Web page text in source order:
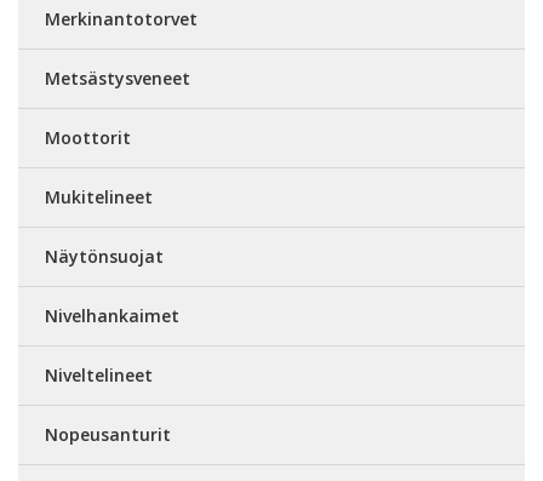
Merkinantotorvet
Metsästysveneet
Moottorit
Mukitelineet
Näytönsuojat
Nivelhankaimet
Niveltelineet
Nopeusanturit